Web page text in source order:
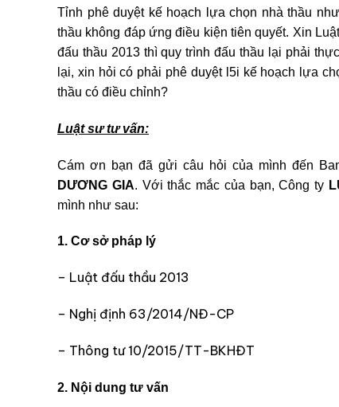
Tỉnh phê duyệt kế hoạch lựa chọn nhà thầu
thầu không đáp ứng điều kiện tiên quyết. Xin
đấu thầu 2013 thì quy trình đấu thầu lại phải
lại, xin hỏi có phải phê duyệt l5i kế hoạch lựa
thầu có điều chỉnh?
Luật sư tư vấn:
Cám ơn bạn đã gửi câu hỏi của mình đến
DƯƠNG GIA. Với thắc mắc của bạn, Công ty
mình như sau:
1. Cơ sở pháp lý
– Luật đấu thầu 2013
– Nghị định 63/2014/NĐ-CP
– Thông tư 10/2015/TT-BKHĐT
2. Nội dung tư vấn